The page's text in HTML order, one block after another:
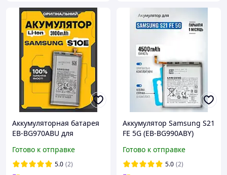
Аккумуляторная батарея
EB-BG970ABU для
оригинальная, АКБ
Original на Самсунг С10Е
Готово к отправке
5.0 (2)
Аккумулятор Samsung S21
FE 5G (EB-BG990ABY)
(4500 mAh) АКБ Самсунг
С21 ФЕ
Готово к отправке
5.0 (2)